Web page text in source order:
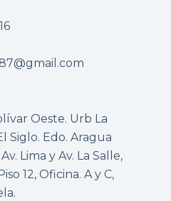
Oeste. Urb La
Siglo. Edo. Aragua
Lima y Av. La Salle,
12, Oficina. A y C,